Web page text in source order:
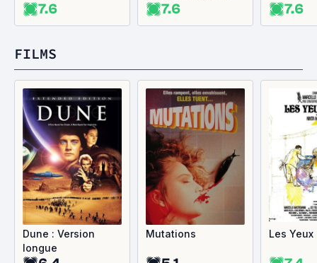
7.6
Dieux
7.6 7.6
FILMS
Dune : Version
longue
Mutations Les Yeux